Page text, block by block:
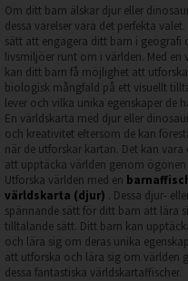
Om ditt barn älskar djur eller
dessa varelser vara det perfekta
sätt att engagera ditt barn i
livsmiljöer runt om i världen. Med
kan ditt barn få möjlighet att
biologisk mångfald på ett visuellt
lever och vilka unika egenskaper de
En världskarta med djur eller
och kreativitet eftersom de kan
när de utforskar kartan. Det kan
att upptäcka världen genom
Utforska världen med en
världskarta (djur) . Dessa djur-
spännande sätt för ditt barn att lära
tilltalande sätt. Ditt barn kan
och lära sig om deras unika
att utforska och lära sig om världen
dessa fantastiska världskartaffischer.